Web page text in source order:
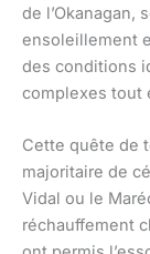
de l’Okanagan,
ensoleillement
des conditions
complexes tout
Cette quête de
majoritaire de
Vidal ou le
réchauffement